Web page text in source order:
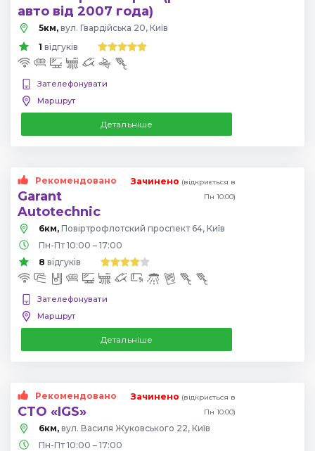
авто від 2007 года)
5км, вул. Гвардійська 20, Київ
1 відгуків
Зателефонувати
Маршрут
Детальніше
Рекомендовано
Garant
Autotechnic
Зачинено (відкриється в
Пн 10:00)
6км,
Повіртрофлотский проспект 64, Київ
Пн-Пт 10:00 – 17:00
8 відгуків
Зателефонувати
Маршрут
Детальніше
Рекомендовано
СТО «IGS»
Зачинено (відкриється в
Пн 10:00)
6км, вул. Василя Жуковського 22, Київ
Пн-Пт 10:00 – 17:00